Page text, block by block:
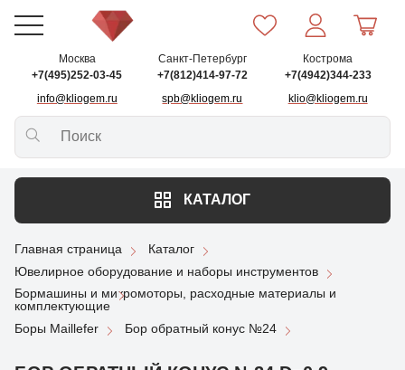
Москва
+7(495)252-03-45
info@kliogem.ru
Санкт-Петербург
+7(812)414-97-72
spb@kliogem.ru
Кострома
+7(4942)344-233
klio@kliogem.ru
КАТАЛОГ
Главная страница
Каталог
Ювелирное оборудование и наборы инструментов
Бормашины и микромоторы, расходные материалы и
комплектующие
Боры Maillefer
Бор обратный конус №24